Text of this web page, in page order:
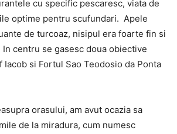
cu specific pescaresc, viata de
optime pentru scufundari. Apele
de turcoaz, nisipul era foarte fin si
centru se gasesc doua obiective
Iacob si Fortul Sao Teodosio da Ponta
orasului, am avut ocazia sa
de la miradura, cum numesc